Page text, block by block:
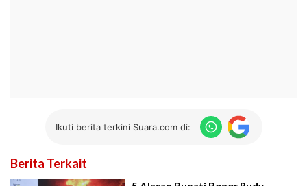
Ikuti berita terkini Suara.com di:
Berita Terkait